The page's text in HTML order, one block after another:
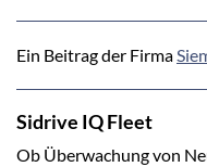
Ein Beitrag der Firma
Sidrive IQ Fleet
Ob Überwachung von